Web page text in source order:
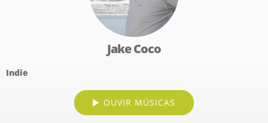
Jake Coco
Indie
OUVIR MÚSICAS